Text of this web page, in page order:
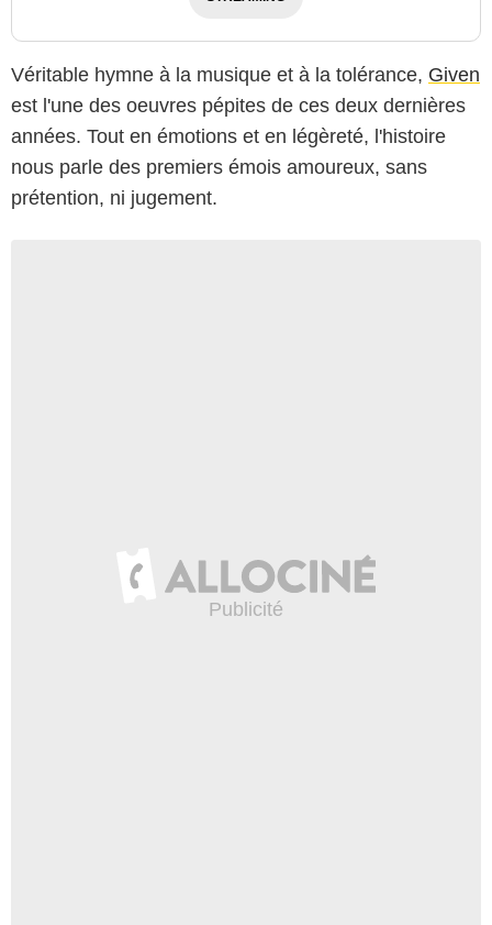
Véritable hymne à la musique et à la tolérance, Given
est l'une des oeuvres pépites de ces deux dernières
années. Tout en émotions et en légèreté, l'histoire
nous parle des premiers émois amoureux, sans
prétention, ni jugement.